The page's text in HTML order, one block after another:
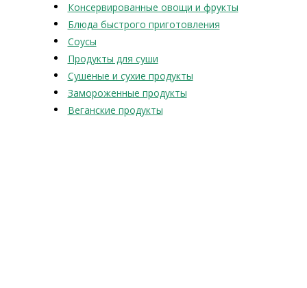
Консервированные овощи и фрукты
Блюда быстрого приготовления
Соусы
Продукты для суши
Сушеные и сухие продукты
Замороженные продукты
Веганские продукты